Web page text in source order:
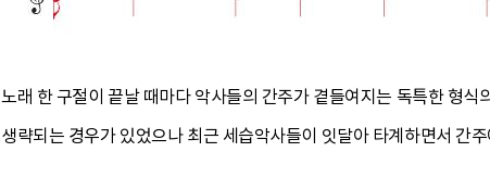
노래 한 구절이 끝날 때마다 악사들의 간주가 곁들여지는 독특한 형식
생략되는 경우가 있었으나 최근 세습악사들이 잇달아 타계하면서 간